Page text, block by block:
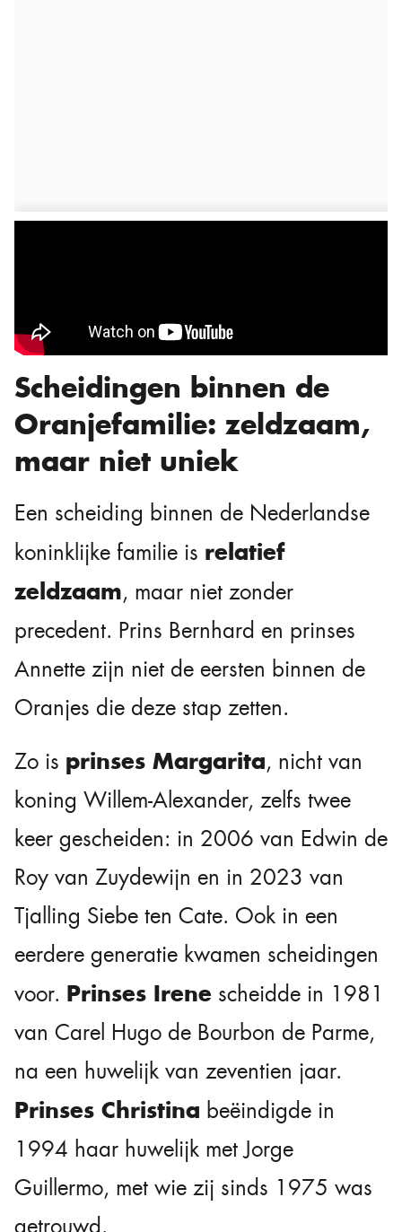
Scheidingen binnen de
Oranjefamilie: zeldzaam,
maar niet uniek
Een scheiding binnen de Nederlandse
koninklijke familie is relatief
zeldzaam, maar niet zonder
precedent. Prins Bernhard en prinses
Annette zijn niet de eersten binnen de
Oranjes die deze stap zetten.
Zo is prinses Margarita, nicht van
koning Willem-Alexander, zelfs twee
keer gescheiden: in 2006 van Edwin de
Roy van Zuydewijn en in 2023 van
Tjalling Siebe ten Cate. Ook in een
eerdere generatie kwamen scheidingen
voor. Prinses Irene scheidde in 1981
van Carel Hugo de Bourbon de Parme,
na een huwelijk van zeventien jaar.
Prinses Christina beëindigde in
1994 haar huwelijk met Jorge
Guillermo, met wie zij sinds 1975 was